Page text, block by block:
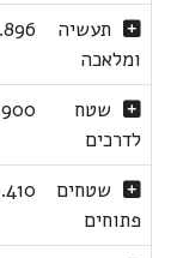
תעשיה
ומלאכה
שטח
לדרכים
שטחים
פתוחים